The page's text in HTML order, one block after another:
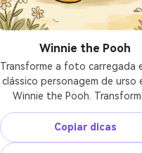
Winnie the Pooh
Transforme a foto carregada
clássico personagem de urso
Winnie the Pooh.
pessoa completamente em
quente, redondo e amante de
com uma forma macia e
Copiar dicas